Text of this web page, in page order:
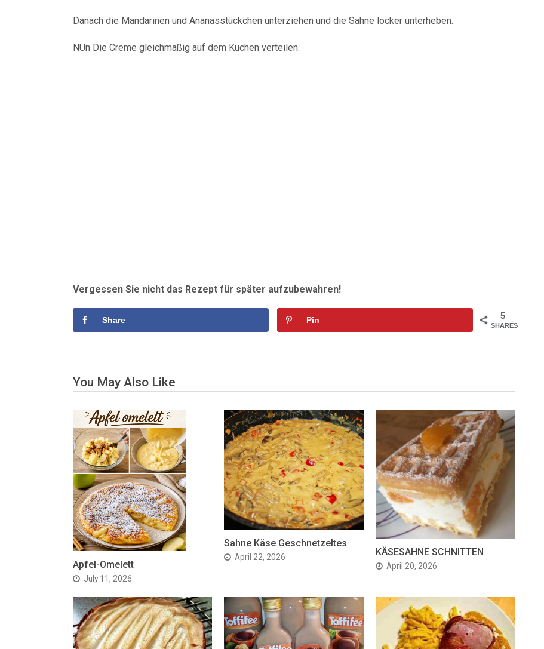
Danach die Mandarinen und Ananasstückchen unterziehen und die Sahne locker unterheben.
NUn Die Creme gleichmäßig auf dem Kuchen verteilen.
Vergessen Sie nicht das Rezept für später aufzubewahren!
5
SHARES
Share Pin
You May Also Like
Apfel-Omelett
July 11, 2026
Sahne Käse Geschnetzeltes
April 22, 2026 KÄSESAHNE SCHNITTEN
April 20, 2026